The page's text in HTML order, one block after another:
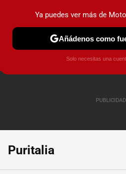
PRUEBAS COCHES
Puritalia
Ya puedes ver más de
Añádenos como
Solo necesitas una